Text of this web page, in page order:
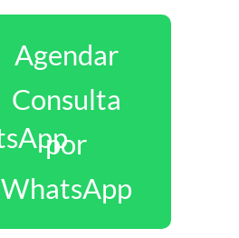
Agendar
Consulta
por
WhatsApp